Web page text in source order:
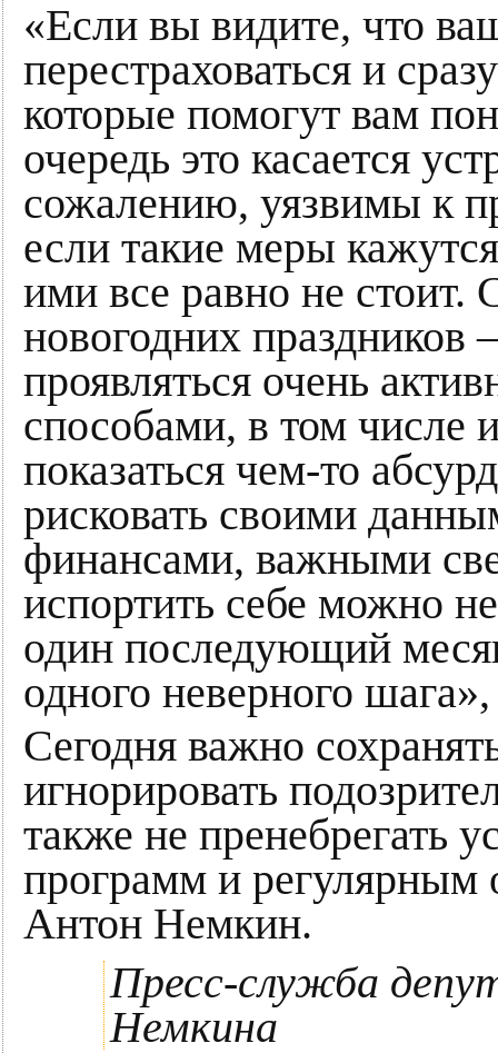
«Если вы видите, что
перестраховаться и
которые помогут вам
очередь это касается
сожалению, уязвимы к
если такие меры
ими все равно не стоит.
новогодних праздников
проявляться очень
способами, в том числе
показаться чем-то
рисковать своими
финансами, важными
испортить себе можно
один последующий
одного неверного
Сегодня важно
игнорировать
также не пренебрегать
программ и
Антон Немкин.
Пресс-служба
Немкина